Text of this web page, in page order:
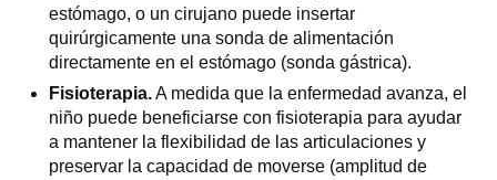
estómago, o un cirujano puede insertar
quirúrgicamente una sonda de alimentación
directamente en el estómago (sonda gástrica).
Fisioterapia.A medida que la enfermedad avanza, el
niño puede beneficiarse con fisioterapia para ayudar
a mantener la flexibilidad de las articulaciones y
preservar la capacidad de moverse (amplitud de